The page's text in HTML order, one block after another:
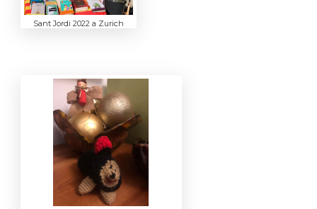
Sant Jordi 2022 a Zurich